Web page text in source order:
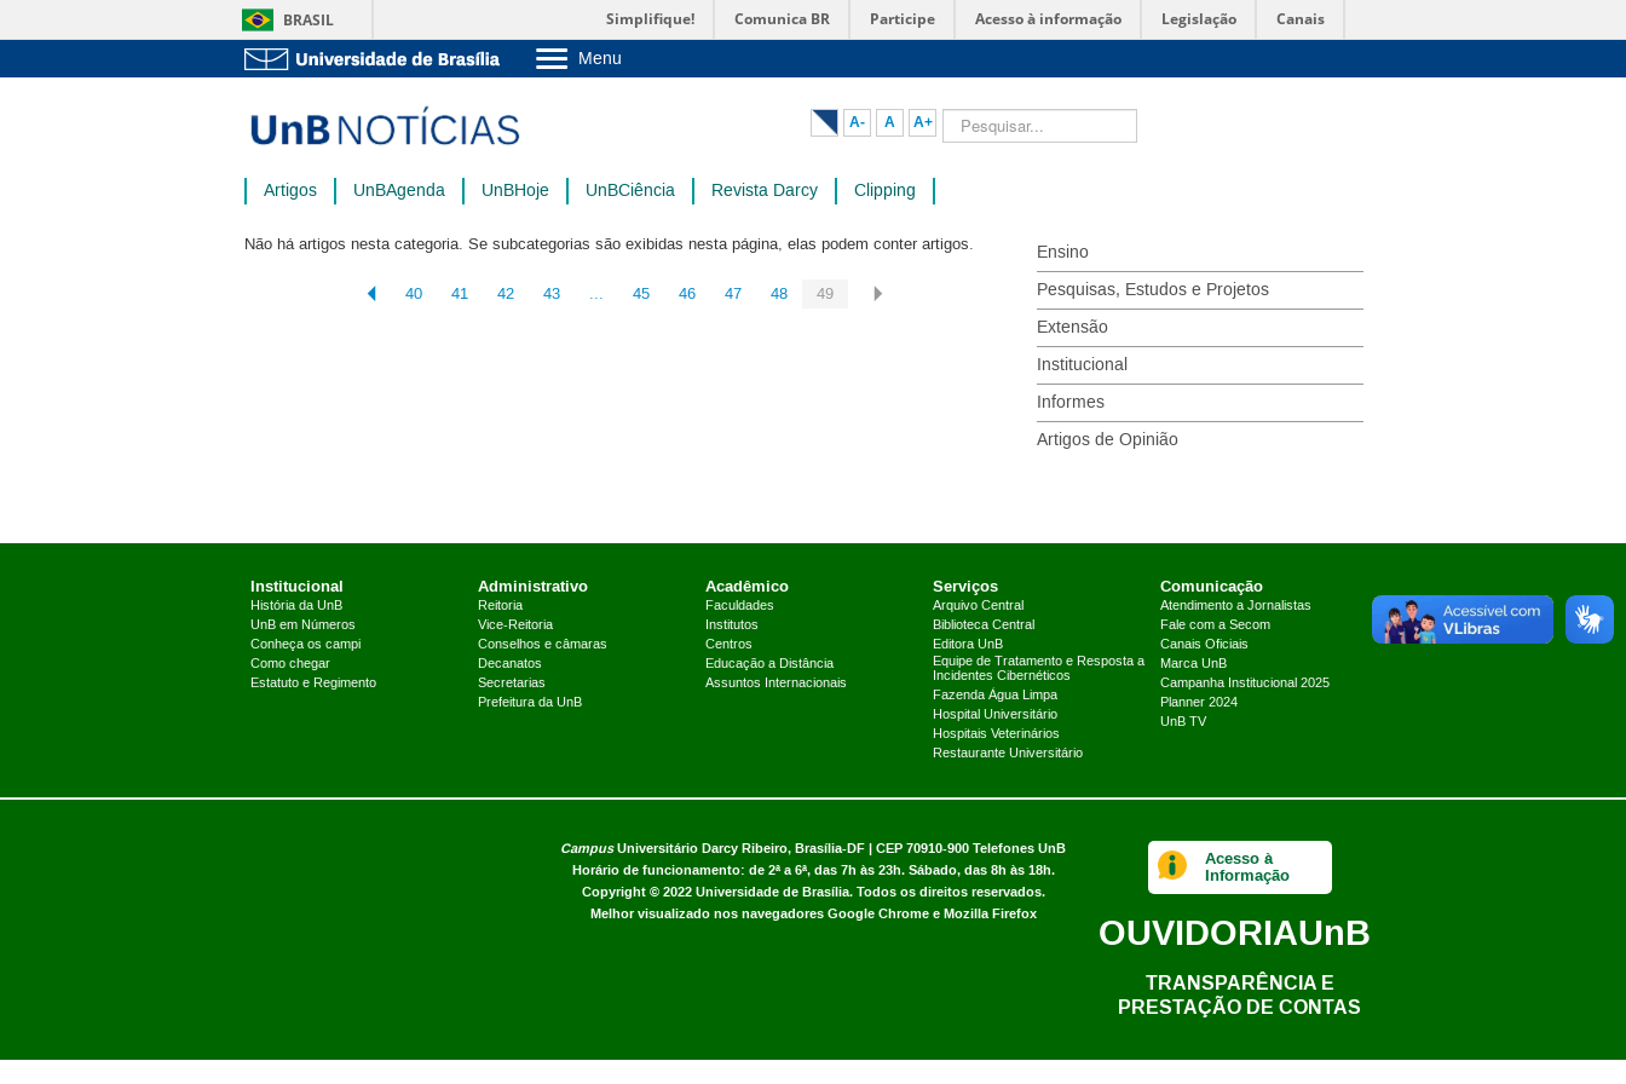
BRASIL Simplifique! Comunica BR Participe Acesso à informação Legislação Canais
Menu
Pós-Graduação
Administração
A- A A+ Pesquisar...
Artigos UnBAgenda UnBHoje UnBCiência Revista Darcy Clipping
Não há artigos nesta categoria. Se subcategorias são exibidas nesta página, elas podem conter artigos.
40 41 42 43 ... 45 46 47 48 49
Ensino
Pesquisas, Estudos e Projetos
Extensão
Institucional
Informes
Artigos de Opinião
Institucional
História da UnB
UnB em Números
Conheça os campi
Como chegar
Estatuto e Regimento
Administrativo
Reitoria
Vice-Reitoria
Conselhos e câmaras
Decanatos
Secretarias
Prefeitura da UnB
Acadêmico
Faculdades
Institutos
Centros
Educação a Distância
Assuntos Internacionais
Serviços
Arquivo Central
Biblioteca Central
Editora UnB
Equipe de Tratamento e Resposta a
Incidentes Cibernéticos
Fazenda Água Limpa
Hospital Universitário
Hospitais Veterinários
Restaurante Universitário
Comunicação
Atendimento a Jornalistas
Fale com a Secom
Canais Oficiais
Marca UnB
Campanha Institucional 2025
Planner 2024
UnB TV
CampusUniversitário Darcy Ribeiro, Brasília-DF | CEP 70910-900 Telefones UnB
Horário de funcionamento: de 2ª a 6ª, das 7h às 23h. Sábado, das 8h às 18h.
Copyright © 2022 Universidade de Brasília. Todos os direitos reservados.
Melhor visualizado nos navegadores Google Chrome e Mozilla Firefox
Acesso à
Informação
OUVIDORIAUnB
TRANSPARÊNCIA E
PRESTAÇÃO DE CONTAS